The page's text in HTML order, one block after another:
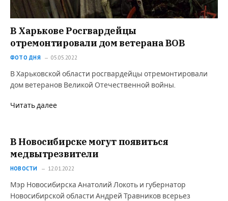
В Харькове Росгвардейцы
отремонтировали дом ветерана ВОВ
ФОТО ДНЯ 05.05.2022
В Харьковской области росгвардейцы отремонтировали
дом ветеранов Великой Отечественной войны.
Читать далее
В Новосибирске могут появиться
медвытрезвители
НОВОСТИ 12.01.2022
Мэр Новосибирска Анатолий Локоть и губернатор
Новосибирской области Андрей Травников всерьез